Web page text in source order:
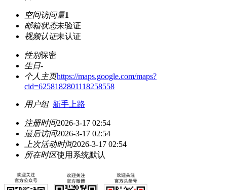
空间访问量1
邮箱状态未验证
视频认证未认证
性别保密
生日-
个人主页https://maps.google.com/maps?
cid=6258182801118258558
用户组 新手上路
注册时间2026-3-17 02:54
最后访问2026-3-17 02:54
上次活动时间2026-3-17 02:54
所在时区使用系统默认